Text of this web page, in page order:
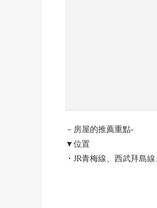
－房屋的推薦重點-
▼位置
・JR青梅線、西武拜島